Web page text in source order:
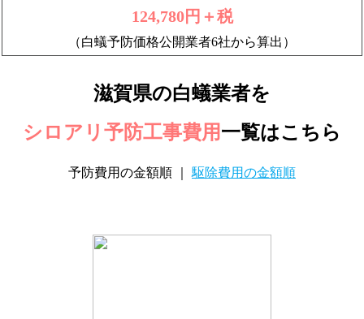
124,780円＋税
（白蟻予防価格公開業者6社から算出）
滋賀県の白蟻業者を
シロアリ予防工事費用一覧はこちら
予防費用の金額順 ｜ 駆除費用の金額順